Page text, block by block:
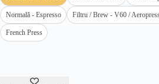
Normală - Espresso Filtru / Brew - V60 /
French Press